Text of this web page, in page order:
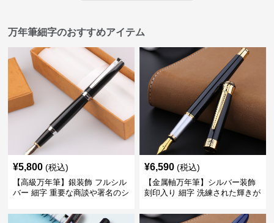
万年筆細字のおすすめアイテム
¥5,800 (税込)
【高級万年筆】銀装飾 フルシル
バー 細字 重要な商談や署名のシ
てくれる
¥6,590 (税込)
【金属軸万年筆】シルバー装飾
刻印入り 細字 洗練された輝きが